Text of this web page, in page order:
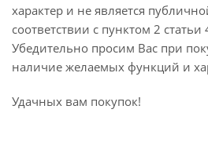
характер и не является
соответствии с пунктом 2
Убедительно просим Вас при
наличие желаемых функций и
Удачных вам покупок!